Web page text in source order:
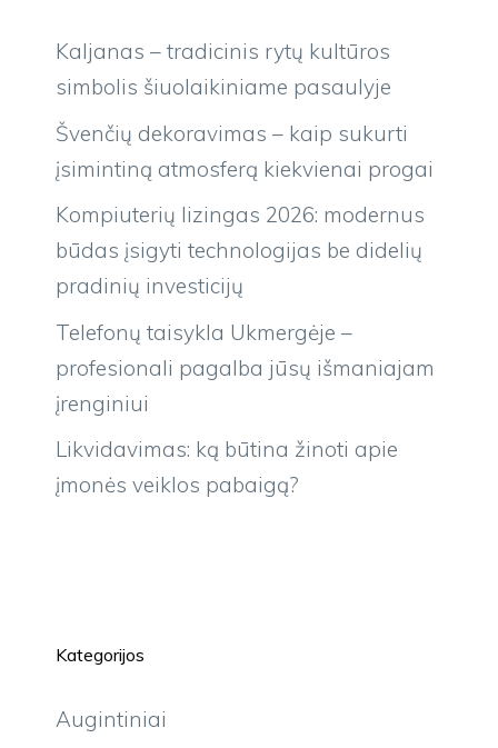
Kaljanas – tradicinis rytų kultūros
simbolis šiuolaikiniame pasaulyje
Švenčių dekoravimas – kaip sukurti
įsimintiną atmosferą kiekvienai progai
Kompiuterių lizingas 2026: modernus
būdas įsigyti technologijas be didelių
pradinių investicijų
Telefonų taisykla Ukmergėje –
profesionali pagalba jūsų išmaniajam
įrenginiui
Likvidavimas: ką būtina žinoti apie
įmonės veiklos pabaigą?
Kategorijos
Augintiniai